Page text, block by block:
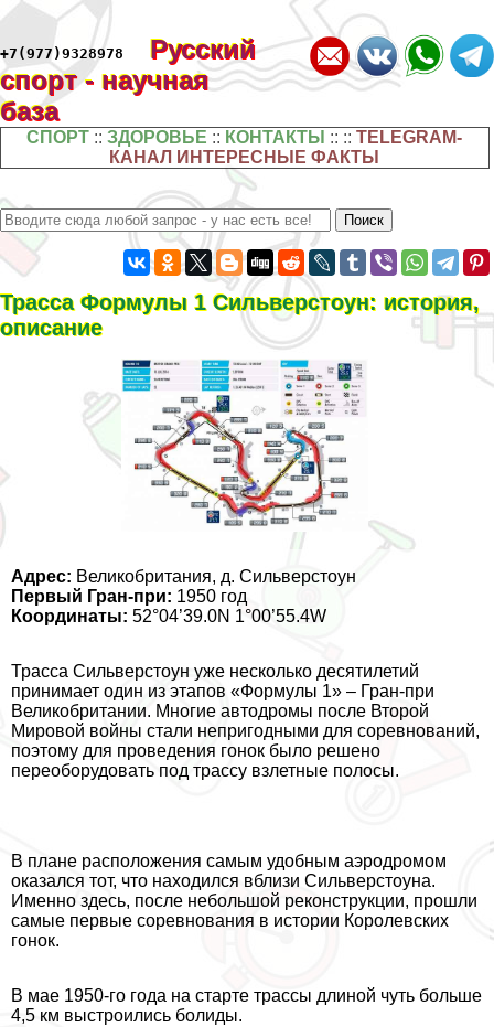
+7(977)9328978
Русский
спорт - научная
база
СПОРТ ::ЗДОРОВЬЕ :: КОНТАКТЫ :: ::TELEGRAM-
КАНАЛ ИНТЕРЕСНЫЕ ФАКТЫ
Трасса Формулы 1 Сильверстоун: история,
описание
Адрес: Великобритания, д. Сильверстоун
Первый Гран-при: 1950 год
Координаты: 52°04’39.0N 1°00’55.4W
Трасса Сильверстоун уже несколько десятилетий
принимает один из этапов «Формулы 1» – Гран-при
Великобритании. Многие автодромы после Второй
Мировой войны стали непригодными для соревнований,
поэтому для проведения гонок было решено
переоборудовать под трассу взлетные полосы.
В плане расположения самым удобным аэродромом
оказался тот, что находился вблизи Сильверстоуна.
Именно здесь, после небольшой реконструкции, прошли
самые первые соревнования в истории Королевских
гонок.
В мае 1950-го года на старте трассы длиной чуть больше
4,5 км выстроились болиды.